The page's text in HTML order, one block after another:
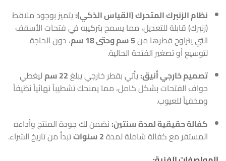
نظام الزنبرك المتحرك (القياس الذكي):يتميز بوجود ملاقط
(زنبرك) قابلة للتعديل، مما يسمح بتركيبه في فتحات الأسقف
التي يتراوح قطرها من5 سم وحتى 18 سم
، دون الحاجة
لتوسيع أو تصغير الفتحة الحالية.
تصميم خارجي أنيق:يأتي بقطر خارجي يبلغ22 سم
ليغطي
حواف الفتحات بشكل كامل، مما يمنحك تشطيباً نهائياً نظيفاً
ومخفياً للعيوب.
كفالة حقيقية لمدة سنتين: نضمن لك جودة المنتج وأداءه
المستقر مع كفالة شاملة لمدة2 سنوات
تبدأ من تاريخ الشراء.